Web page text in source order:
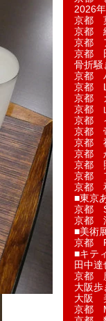
2026
京都
京都
京都
京都
骨折騒
京都
京都
京都
京都
京都
京都
京都
京都
京都
京都
京都
■東京
京都
京都
■美術
京都
■キテ
田中達
京都
大阪歩
大阪
京都